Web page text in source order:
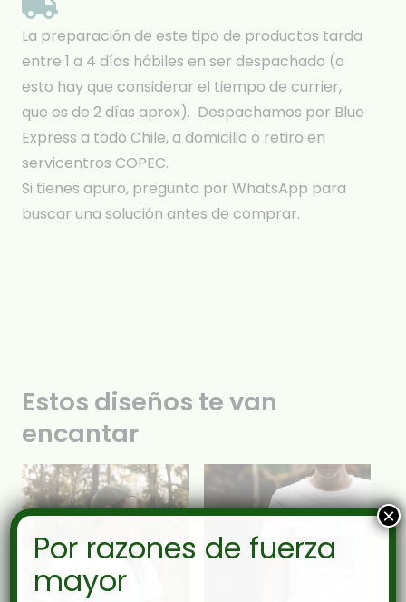
La preparación de este tipo de productos tarda
entre 1 a 4 días hábiles en ser despachado (a
esto hay que considerar el tiempo de currier,
que es de 2 días aprox). Despachamos por Blue
Express a todo Chile, a domicilio o retiro en
servicentros COPEC.
Si tienes apuro, pregunta por WhatsApp para
buscar una solución antes de comprar.
Estos diseños te van
encantar
Por razones de fuerza
mayor
×